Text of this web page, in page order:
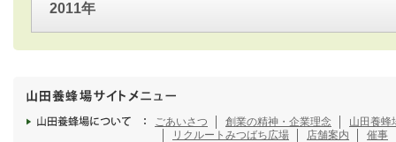
2011年
ごあいさつ 創業の精神・企業理念
山田養蜂
リクルート みつばち広場 店舗案内 催事